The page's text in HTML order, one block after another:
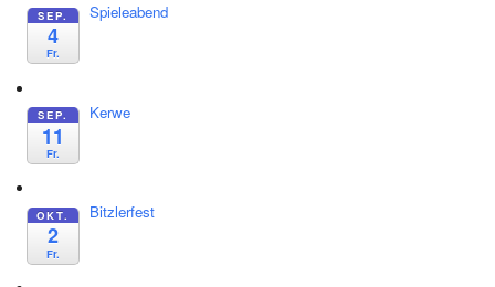
SEP.
4
Fr.
Spieleabend
SEP.
11
Fr.
Kerwe
OKT.
2
Fr.
Bitzlerfest